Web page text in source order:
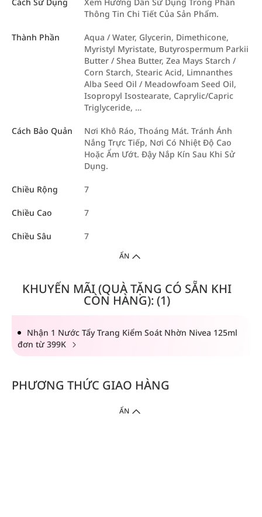
Thông Tin Chi Tiết Của Sản Phẩm.
Thành Phần
Aqua / Water, Glycerin, Dimethicone,
Myristyl Myristate, Butyrospermum Parkii
Butter / Shea Butter, Zea Mays Starch /
Corn Starch, Stearic Acid, Limnanthes
Alba Seed Oil / Meadowfoam Seed Oil,
Isopropyl Isostearate, Caprylic/Capric
Triglyceride, …
Cách Bảo Quản
Nơi Khô Ráo, Thoáng Mát. Tránh Ánh
Nắng Trực Tiếp, Nơi Có Nhiệt Độ Cao
Hoặc Ẩm Ướt. Đậy Nắp Kín Sau Khi Sử
Dụng.
Chiều Rộng 7
Chiều Cao 7
Chiều Sâu 7
ẨN
KHUYẾN MÃI (QUÀ TẶNG CÓ SẴN KHI
CÒN HÀNG): (1)
Nhận 1 Nước Tẩy Trang Kiểm Soát Nhờn Nivea 125ml
đơn từ 399K
PHƯƠNG THỨC GIAO HÀNG
ẨN